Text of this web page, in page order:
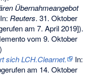
Übernahmeangebot
Reuters. 31. Oktober
am 7. April 2019]).
vom 9. Oktober
)
sich LCH.Clearnet.
In:
am 14. Oktober